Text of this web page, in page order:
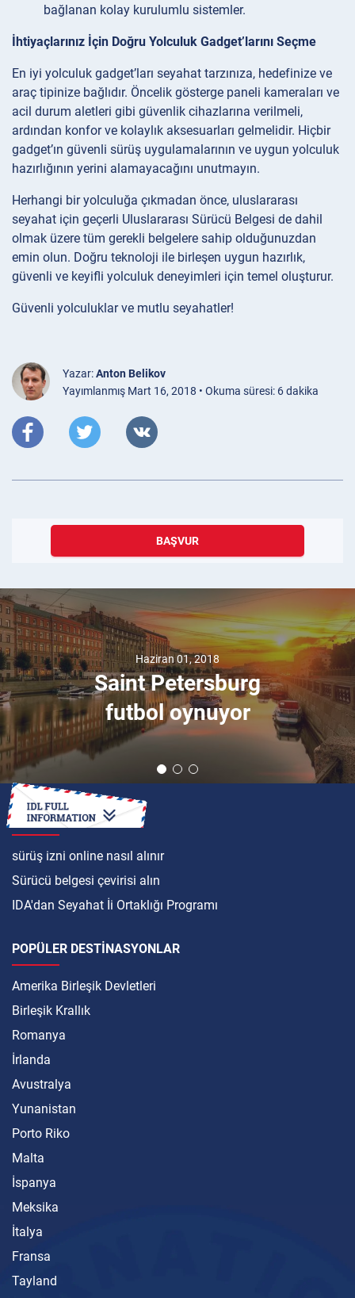
bağlanan kolay kurulumlu sistemler.
İhtiyaçlarınız İçin Doğru Yolculuk Gadget’larını Seçme
En iyi yolculuk gadget’ları seyahat tarzınıza, hedefinize ve
araç tipinize bağlıdır. Öncelik gösterge paneli kameraları ve
acil durum aletleri gibi güvenlik cihazlarına verilmeli,
ardından konfor ve kolaylık aksesuarları gelmelidir. Hiçbir
gadget’ın güvenli sürüş uygulamalarının ve uygun yolculuk
hazırlığının yerini alamayacağını unutmayın.
Herhangi bir yolculuğa çıkmadan önce, uluslararası
seyahat için geçerli Uluslararası Sürücü Belgesi de dahil
olmak üzere tüm gerekli belgelere sahip olduğunuzdan
emin olun. Doğru teknoloji ile birleşen uygun hazırlık,
güvenli ve keyifli yolculuk deneyimleri için temel oluşturur.
Güvenli yolculuklar ve mutlu seyahatler!
Yazar:Anton Belikov
Yayımlanmış Mart 16, 2018 • Okuma süresi: 6 dakika
BAŞVUR
Haziran 01, 2018
Saint Petersburg
futbol oynuyor
ULUSLARARASI
sürüş izni online nasıl alınır
Sürücü belgesi çevirisi alın
IDA'dan Seyahat İi Ortaklığı Programı
POPÜLER DESTINASYONLAR
Amerika Birleşik Devletleri
Birleşik Krallık
Romanya
İrlanda
Avustralya
Yunanistan
Porto Riko
Malta
İspanya
Meksika
İtalya
Fransa
Tayland